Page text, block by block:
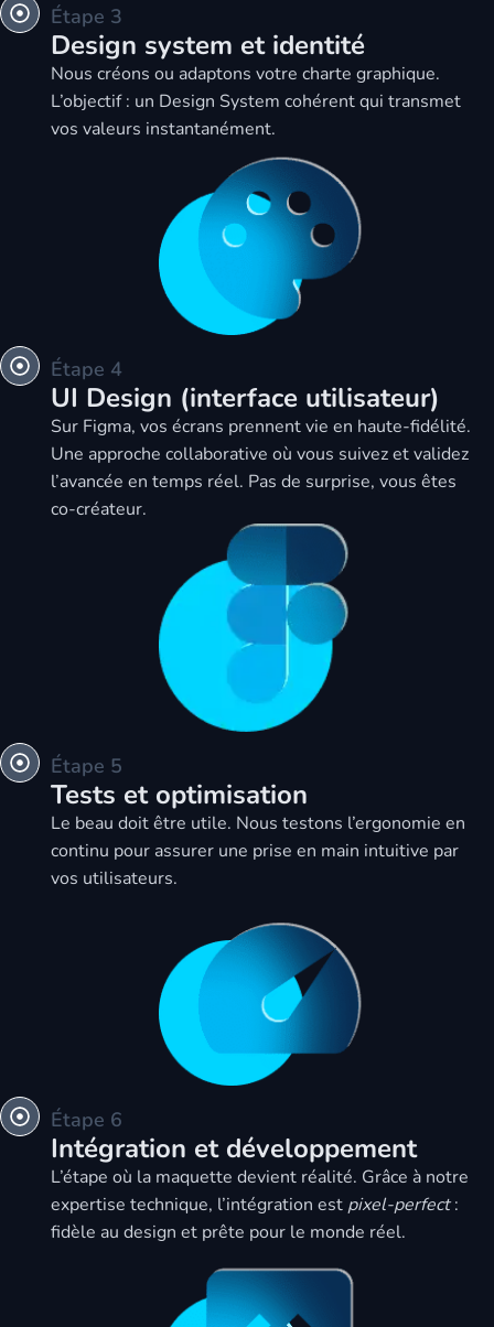
Étape 3
Design system et identité
Nous créons ou adaptons votre charte graphique.
L’objectif : un Design System cohérent qui transmet
vos valeurs instantanément.
Étape 4
UI Design (interface utilisateur)
Sur Figma, vos écrans prennent vie en haute-fidélité.
Une approche collaborative où vous suivez et validez
l’avancée en temps réel. Pas de surprise, vous êtes
co-créateur.
Étape 5
Tests et optimisation
Le beau doit être utile. Nous testons l’ergonomie en
continu pour assurer une prise en main intuitive par
vos utilisateurs.
Étape 6
Intégration et développement
L’étape où la maquette devient réalité. Grâce à notre
expertise technique, l’intégration est pixel-perfect:
fidèle au design et prête pour le monde réel.